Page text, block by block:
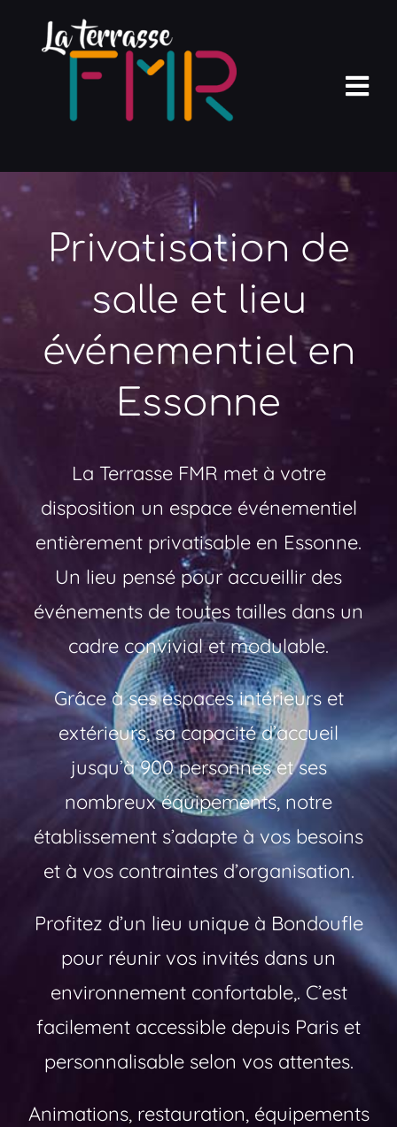
Passer
Terrasse Club
Agenda
Pros
Photos
Privatisation de
salle et lieu
événementiel en
Essonne
La Terrasse FMR met à votre
disposition un espace événementiel
entièrement privatisable en Essonne.
Un lieu pensé pour accueillir des
événements de toutes tailles dans un
cadre convivial et modulable.
Grâce à ses espaces intérieurs et
extérieurs, sa capacité d’accueil
jusqu’à 900 personnes et ses
nombreux équipements, notre
établissement s’adapte à vos besoins
et à vos contraintes d’organisation.
Profitez d’un lieu unique à Bondoufle
pour réunir vos invités dans un
environnement confortable,. C’est
facilement accessible depuis Paris et
personnalisable selon vos attentes.
Animations, restauration, équipements